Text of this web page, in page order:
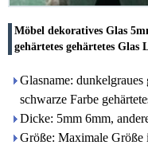
Möbel dekoratives Glas
gehärtetes gehärtetes Glas
Glasname: dunkelgraues
schwarze Farbe
Dicke: 5mm 6mm,
Größe: Maximale